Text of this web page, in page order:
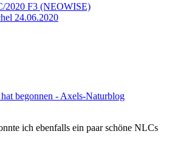
2020 F3 (NEOWISE)
24.06.2020
begonnen - Axels-Naturblog
ich ebenfalls ein paar schöne NLCs